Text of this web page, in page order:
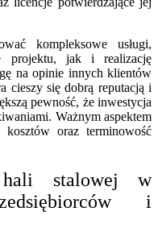
kompleksowe usługi,
projektu, jak i realizację
na opinie innych klientów
cieszy się dobrą reputacją i
pewność, że inwestycja
Ważnym aspektem
oraz terminowość
stalowej w
i